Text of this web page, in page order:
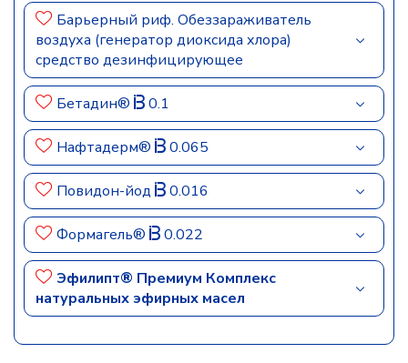
Барьерный риф. Обеззараживатель
воздуха (генератор диоксида хлора)
средство дезинфицирующее
Бетадин® 0.1
Нафтадерм® 0.065
Повидон-йод 0.016
Формагель® 0.022
Эфилипт® Премиум Комплекс
натуральных эфирных масел